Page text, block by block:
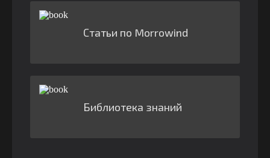
Статьи по Morrowind
Библиотека знаний